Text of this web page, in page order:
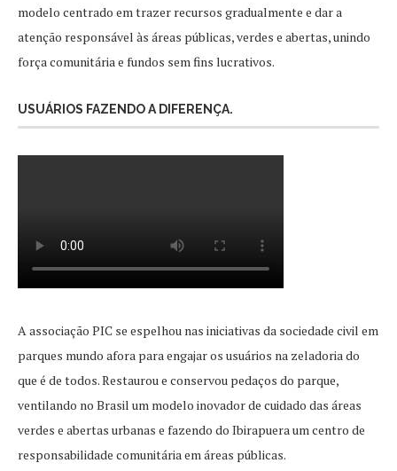
modelo centrado em trazer recursos gradualmente e dar a
atenção responsável às áreas públicas, verdes e abertas, unindo
força comunitária e fundos sem fins lucrativos.
USUÁRIOS FAZENDO A DIFERENÇA.
A associação PIC se espelhou nas iniciativas da sociedade civil em
parques mundo afora para engajar os usuários na zeladoria do
que é de todos. Restaurou e conservou pedaços do parque,
ventilando no Brasil um modelo inovador de cuidado das áreas
verdes e abertas urbanas e fazendo do Ibirapuera um centro de
responsabilidade comunitária em áreas públicas.